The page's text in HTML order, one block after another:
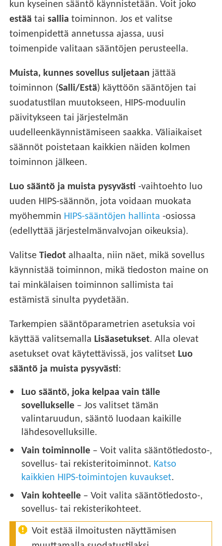
kun kyseinen sääntö käynnistetään. Voit joko
estää taisallia toiminnon. Jos et valitse
toimenpidettä annetussa ajassa, uusi
toimenpide valitaan sääntöjen perusteella.
Muista, kunnes sovellus suljetaan jättää
toiminnon (Salli/Estä) käyttöön sääntöjen tai
suodatustilan muutokseen, HIPS-moduulin
päivitykseen tai järjestelmän
uudelleenkäynnistämiseen saakka. Väliaikaiset
säännöt poistetaan kaikkien näiden kolmen
toiminnon jälkeen.
Luo sääntö ja muista pysyvästi -vaihtoehto luo
uuden HIPS-säännön, jota voidaan muokata
myöhemmin HIPS-sääntöjen hallinta -osiossa
(edellyttää järjestelmänvalvojan oikeuksia).
ValitseTiedot alhaalta, niin näet, mikä sovellus
käynnistää toiminnon, mikä tiedoston maine on
tai minkälaisen toiminnon sallimista tai
estämistä sinulta pyydetään.
Tarkempien sääntöparametrien asetuksia voi
käyttää valitsemalla Lisäasetukset. Alla olevat
asetukset ovat käytettävissä, jos valitset Luo
sääntö ja muista pysyvästi:
Luo sääntö, joka kelpaa vain tälle
sovellukselle – Jos valitset tämän
valintaruudun, sääntö luodaan kaikille
lähdesovelluksille.
Vain toiminnolle – Voit valita sääntötiedosto-,
sovellus- tai rekisteritoiminnot. Katso
kaikkien HIPS-toimintojen kuvaukset.
Vain kohteelle – Voit valita sääntötiedosto-,
sovellus- tai rekisterikohteet.
Voit estää ilmoitusten näyttämisen